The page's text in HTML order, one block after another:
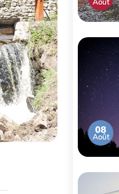
08
Août